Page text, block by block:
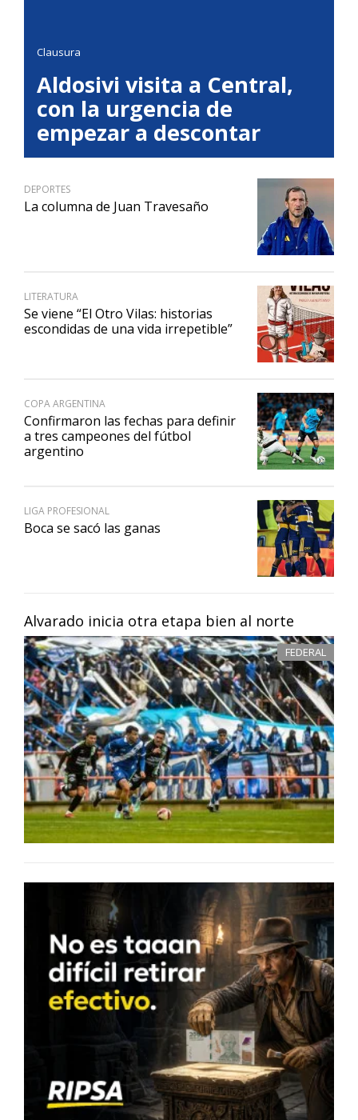
Alvarado inicia otra etapa bien al norte
FEDERAL
Clausura
Aldosivi visita a Central,
con la urgencia de
empezar a descontar
DEPORTES
La columna de Juan Travesaño
LITERATURA
Se viene “El Otro Vilas: historias
escondidas de una vida irrepetible”
COPA ARGENTINA
Confirmaron las fechas para definir
a tres campeones del fútbol
argentino
LIGA PROFESIONAL
Boca se sacó las ganas